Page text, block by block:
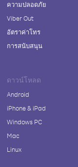
ความปลอดภัย
Viber Out
อัตราค่าโทร
การสนับสนุน
ดาวน์โหลด
Android
iPhone & iPad
Windows PC
Mac
Linux